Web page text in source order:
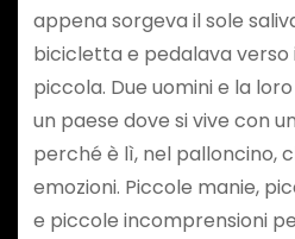
appena sorgeva il sole
bicicletta e pedalava verso
piccola. Due uomini e la
un paese dove si vive con
perché è lì, nel palloncino,
emozioni. Piccole manie,
e piccole incomprensioni